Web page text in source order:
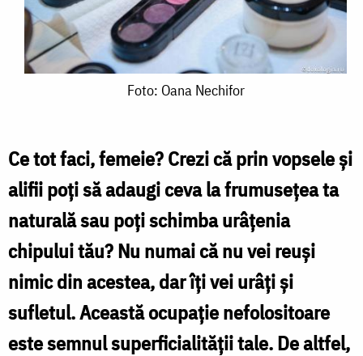
Foto: Oana Nechifor
Ce tot faci, femeie?Crezi că prin vopsele şi
alifii poţi să adaugi ceva la frumuseţea ta
naturală sau poţi schimba urâţenia
chipului tău? Nu numai că nu vei reuşi
nimic din acestea, dar îţi vei urâţi şi
sufletul. Această ocupaţie nefolositoare
este semnul superficialităţii tale. De altfel,